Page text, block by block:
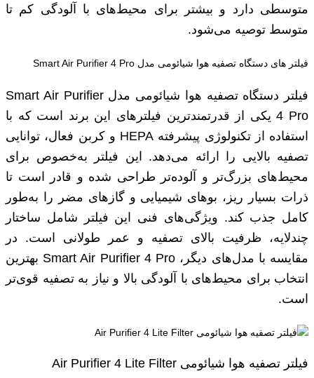
متوسطی دارد و بیشتر برای محیط‌های با آلودگی کم تا
متوسط توصیه می‌شود.
فیلتر های دستگاه تصفیه هوا شیائومی مدل Smart Air Purifier 4 Pro
فیلتر دستگاه تصفیه هوا شیائومی مدل Smart Air Purifier
4 Pro یکی از قدرتمندترین فیلترهای این برند است که با
استفاده از تکنولوژی پیشرفته HEPA و کربن فعال، توانایی
تصفیه بالایی را ارائه می‌دهد. این فیلتر به‌خصوص برای
محیط‌های بزرگ‌تر و آلوده‌تر طراحی شده و قادر است تا
ذرات بسیار ریز، بوهای شیمیایی و گازهای مضر را به‌طور
کامل جذب کند. ویژگی‌های فنی این فیلتر شامل ساختار
چندلایه، ظرفیت بالای تصفیه و عمر طولانی است. در
مقایسه با مدل‌های دیگر، Smart Air Purifier 4 Pro بهترین
انتخاب برای محیط‌های با آلودگی بالا و نیاز به تصفیه قوی‌تر
است.
فیلتر تصفیه هوا شیائومی Air Purifier 4 Lite Filter